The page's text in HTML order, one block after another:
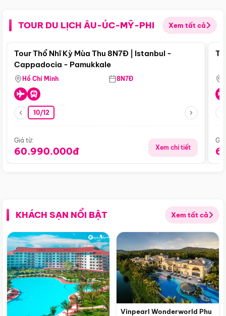
TOUR DU LỊCH ÂU-ÚC-MỸ-PHI Xem tất cả
Điểm nổi bật
Tour Thổ Nhĩ Kỳ Mùa Thu 8N7Đ | Istanbul -
Cappadocia - Pamukkale
Hồ Chí Minh 8N7Đ
10/12
Giá từ:
60.990.000đ Xem chi tiết
KHÁCH SẠN NỔI BẬT Xem tất cả
Vinpearl Wonderworld Phu